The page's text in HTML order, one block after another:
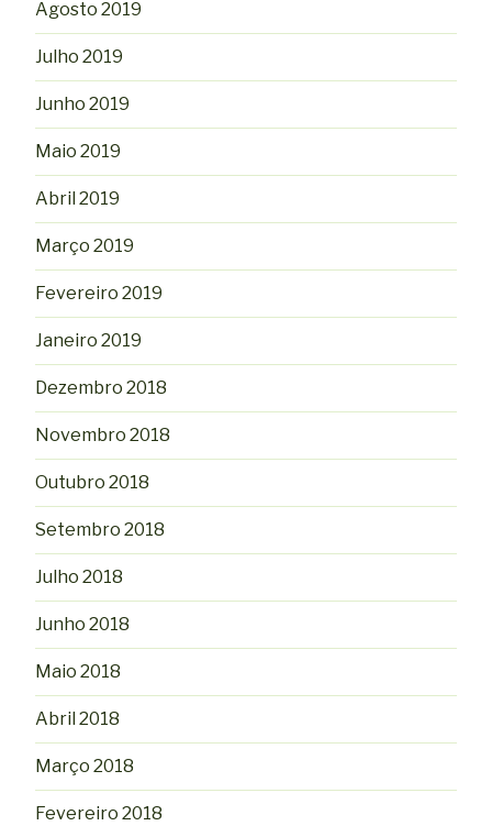
Agosto 2019
Julho 2019
Junho 2019
Maio 2019
Abril 2019
Março 2019
Fevereiro 2019
Janeiro 2019
Dezembro 2018
Novembro 2018
Outubro 2018
Setembro 2018
Julho 2018
Junho 2018
Maio 2018
Abril 2018
Março 2018
Fevereiro 2018